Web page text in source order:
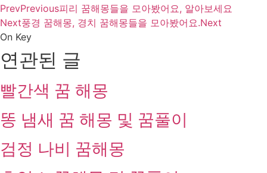
PrevPrevious피리 꿈해몽들을 모아봤어요, 알아보세요
Next풍경 꿈해몽, 경치 꿈해몽들을 모아봤어요.Next
On Key
연관된 글
빨간색 꿈 해몽
똥 냄새 꿈 해몽 및 꿈풀이
검정 나비 꿈해몽